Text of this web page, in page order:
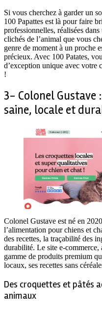
Si vous cherchez à garder un
100 Papattes est là pour faire
professionnelles, réalisées
clichés de l’animal que vous
genre de moment à un proche
précieux. Avec 100 Patates,
d’exception unique avec votre
!
3- Colonel Gustave
saine, locale et
Colonel Gustave est né en
l’alimentation pour chiens et
des recettes, la traçabilité des
durabilité. Le site e-
gamme de produits premium
locaux, ses recettes sans
Des croquettes et pâtés
animaux